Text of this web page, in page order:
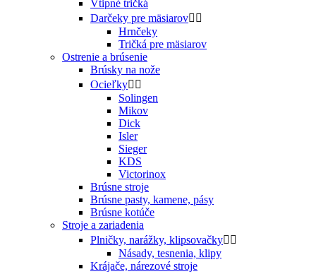
Vtipné tričká
Darčeky pre mäsiarov 
Hrnčeky
Tričká pre mäsiarov
Ostrenie a brúsenie
Brúsky na nože
Ocieľky 
Solingen
Mikov
Dick
Isler
Sieger
KDS
Victorinox
Brúsne stroje
Brúsne pasty, kamene, pásy
Brúsne kotúče
Stroje a zariadenia
Plničky, narážky, klipsovačky 
Násady, tesnenia, klipy
Krájače, nárezové stroje